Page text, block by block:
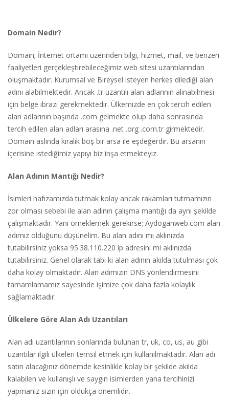
Domain Nedir?
Domain; İnternet ortamı üzerinden bilgi, hizmet, mail, ve benzeri
faaliyetleri gerçekleştirebileceğimiz web sitesi uzantılarından
oluşmaktadır. Kurumsal ve Bireysel isteyen herkes dilediği alan
adını alabilmektedir. Ancak .tr uzantılı alan adlarının alınabilmesi
için belge ibrazı gerekmektedir. Ülkemizde en çok tercih edilen
alan adlarının başında .com gelmekte olup daha sonrasında
tercih edilen alan adları arasına .net .org .com.tr girmektedir.
Domain aslında kiralık boş bir arsa ile eşdeğerdir. Bu arsanın
içerisine istediğimiz yapıyı biz inşa etmekteyiz.
Alan Adının Mantığı Nedir?
İsimleri hafızamızda tutmak kolay ancak rakamları tutmamızın
zor olması sebebi ile alan adının çalışma mantığı da aynı şekilde
çalışmaktadır. Yani örneklemek gerekirse; Aydoganweb.com alan
adımız olduğunu düşünelim. Bu alan adını mı aklınızda
tutabilirsiniz yoksa 95.38.110.220 ip adresini mi aklınızda
tutabilirsiniz. Genel olarak tabi ki alan adının akılda tutulması çok
daha kolay olmaktadır. Alan adımızın DNS yönlendirmesini
tamamlamamız sayesinde işimize çok daha fazla kolaylık
sağlamaktadır.
Ülkelere Göre Alan Adı Uzantıları
Alan adı uzantılarının sonlarında bulunan tr, uk, co, us, au gibi
uzantılar ilgili ülkeleri temsil etmek için kullanılmaktadır. Alan adı
satın alacağınız dönemde kesinlikle kolay bir şekilde akılda
kalabilen ve kullanışlı ve saygın isimlerden yana tercihinizi
yapmanız sizin için oldukça önemlidir.